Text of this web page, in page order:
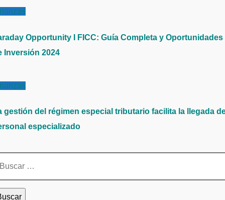
Opportunity I FICC: Guía Completa y Oportunidades
Inversión 2024
gestión del régimen especial tributario facilita la llegada
especializado